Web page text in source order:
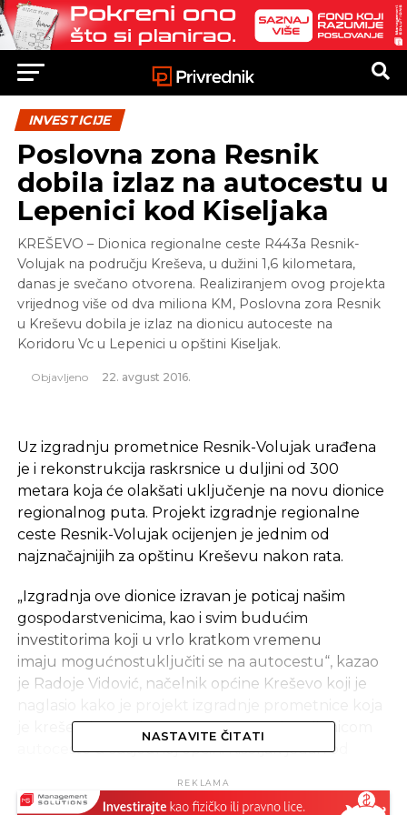
INVESTICIJE
Poslovna zona Resnik
dobila izlaz na autocestu u
Lepenici kod Kiseljaka
KREŠEVO – Dionica regionalne ceste R443a Resnik-
Volujak na području Kreševa, u dužini 1,6 kilometara,
danas je svečano otvorena. Realiziranjem ovog projekta
vrijednog više od dva miliona KM, Poslovna zora Resnik
u Kreševu dobila je izlaz na dionicu autoceste na
Koridoru Vc u Lepenici u opštini Kiseljak.
Objavljeno 22. avgust 2016.
Uz izgradnju prometnice Resnik-Volujak urađena
je i rekonstrukcija raskrsnice u duljini od 300
metara koja će olakšati uključenje na novu dionice
regionalnog puta. Projekt izgradnje regionalne
ceste Resnik-Volujak ocijenjen je jednim od
najznačajnijih za opštinu Kreševu nakon rata.
„Izgradnja ove dionice izravan je poticaj našim
gospodarstvenicima, kao i svim budućim
investitorima koji u vrlo kratkom vremenu
imaju mogućnostuključiti se na autocestu“, kazao
je Radoje Vidović, načelnik općine Kreševo koji je
je kreševsku Poslovnu zonu povezala s dionicom
autoceste u susjednoj općini Kiseljak jedan od
razina vlasti u BiH, ali i potporu Vlade Republike
NASTAVITE ČITATI
REKLAMA